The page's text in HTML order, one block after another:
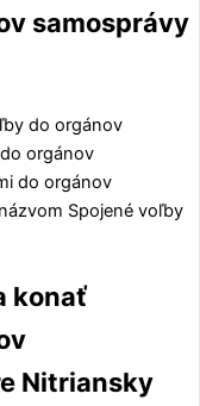
samosprávy
do orgánov
orgánov
do orgánov
Spojené voľby
konať
Nitriansky